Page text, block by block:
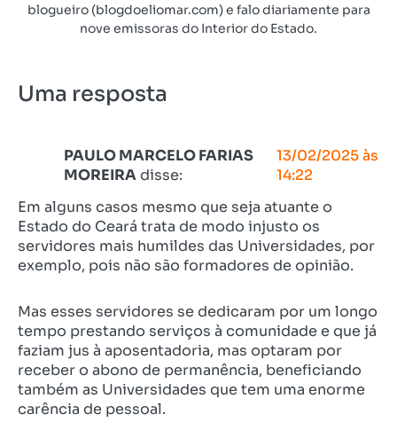
blogueiro (blogdoeliomar.com) e falo diariamente para
nove emissoras do Interior do Estado.
Uma resposta
PAULO MARCELO FARIAS
MOREIRAdisse:
13/02/2025 às
14:22
Em alguns casos mesmo que seja atuante o
Estado do Ceará trata de modo injusto os
servidores mais humildes das Universidades, por
exemplo, pois não são formadores de opinião.
Mas esses servidores se dedicaram por um longo
tempo prestando serviços à comunidade e que já
faziam jus à aposentadoria, mas optaram por
receber o abono de permanência, beneficiando
também as Universidades que tem uma enorme
carência de pessoal.